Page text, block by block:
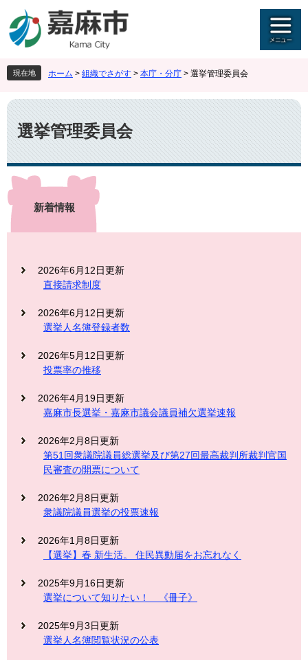
ジ
先
頭
す
。
ュ
を
飛
し
て
本
文
へ
現在地 ホーム > 組織でさがす > 本庁・分庁 > 選挙管理委員会
本
文
選挙管理委員会
新着情報
2026年6月12日更新
直接請求制度
2026年6月12日更新
選挙人名簿登録者数
2026年5月12日更新
投票率の推移
2026年4月19日更新
嘉麻市長選挙・嘉麻市議会議員補欠選挙速報
2026年2月8日更新
第51回衆議院議員総選挙及び第27回最高裁判所裁判官国
民審査の開票について
2026年2月8日更新
衆議院議員選挙の投票速報
2026年1月8日更新
【選挙】春 新生活。 住民異動届をお忘れなく
2025年9月16日更新
選挙について知りたい！ 《冊子》
2025年9月3日更新
選挙人名簿閲覧状況の公表